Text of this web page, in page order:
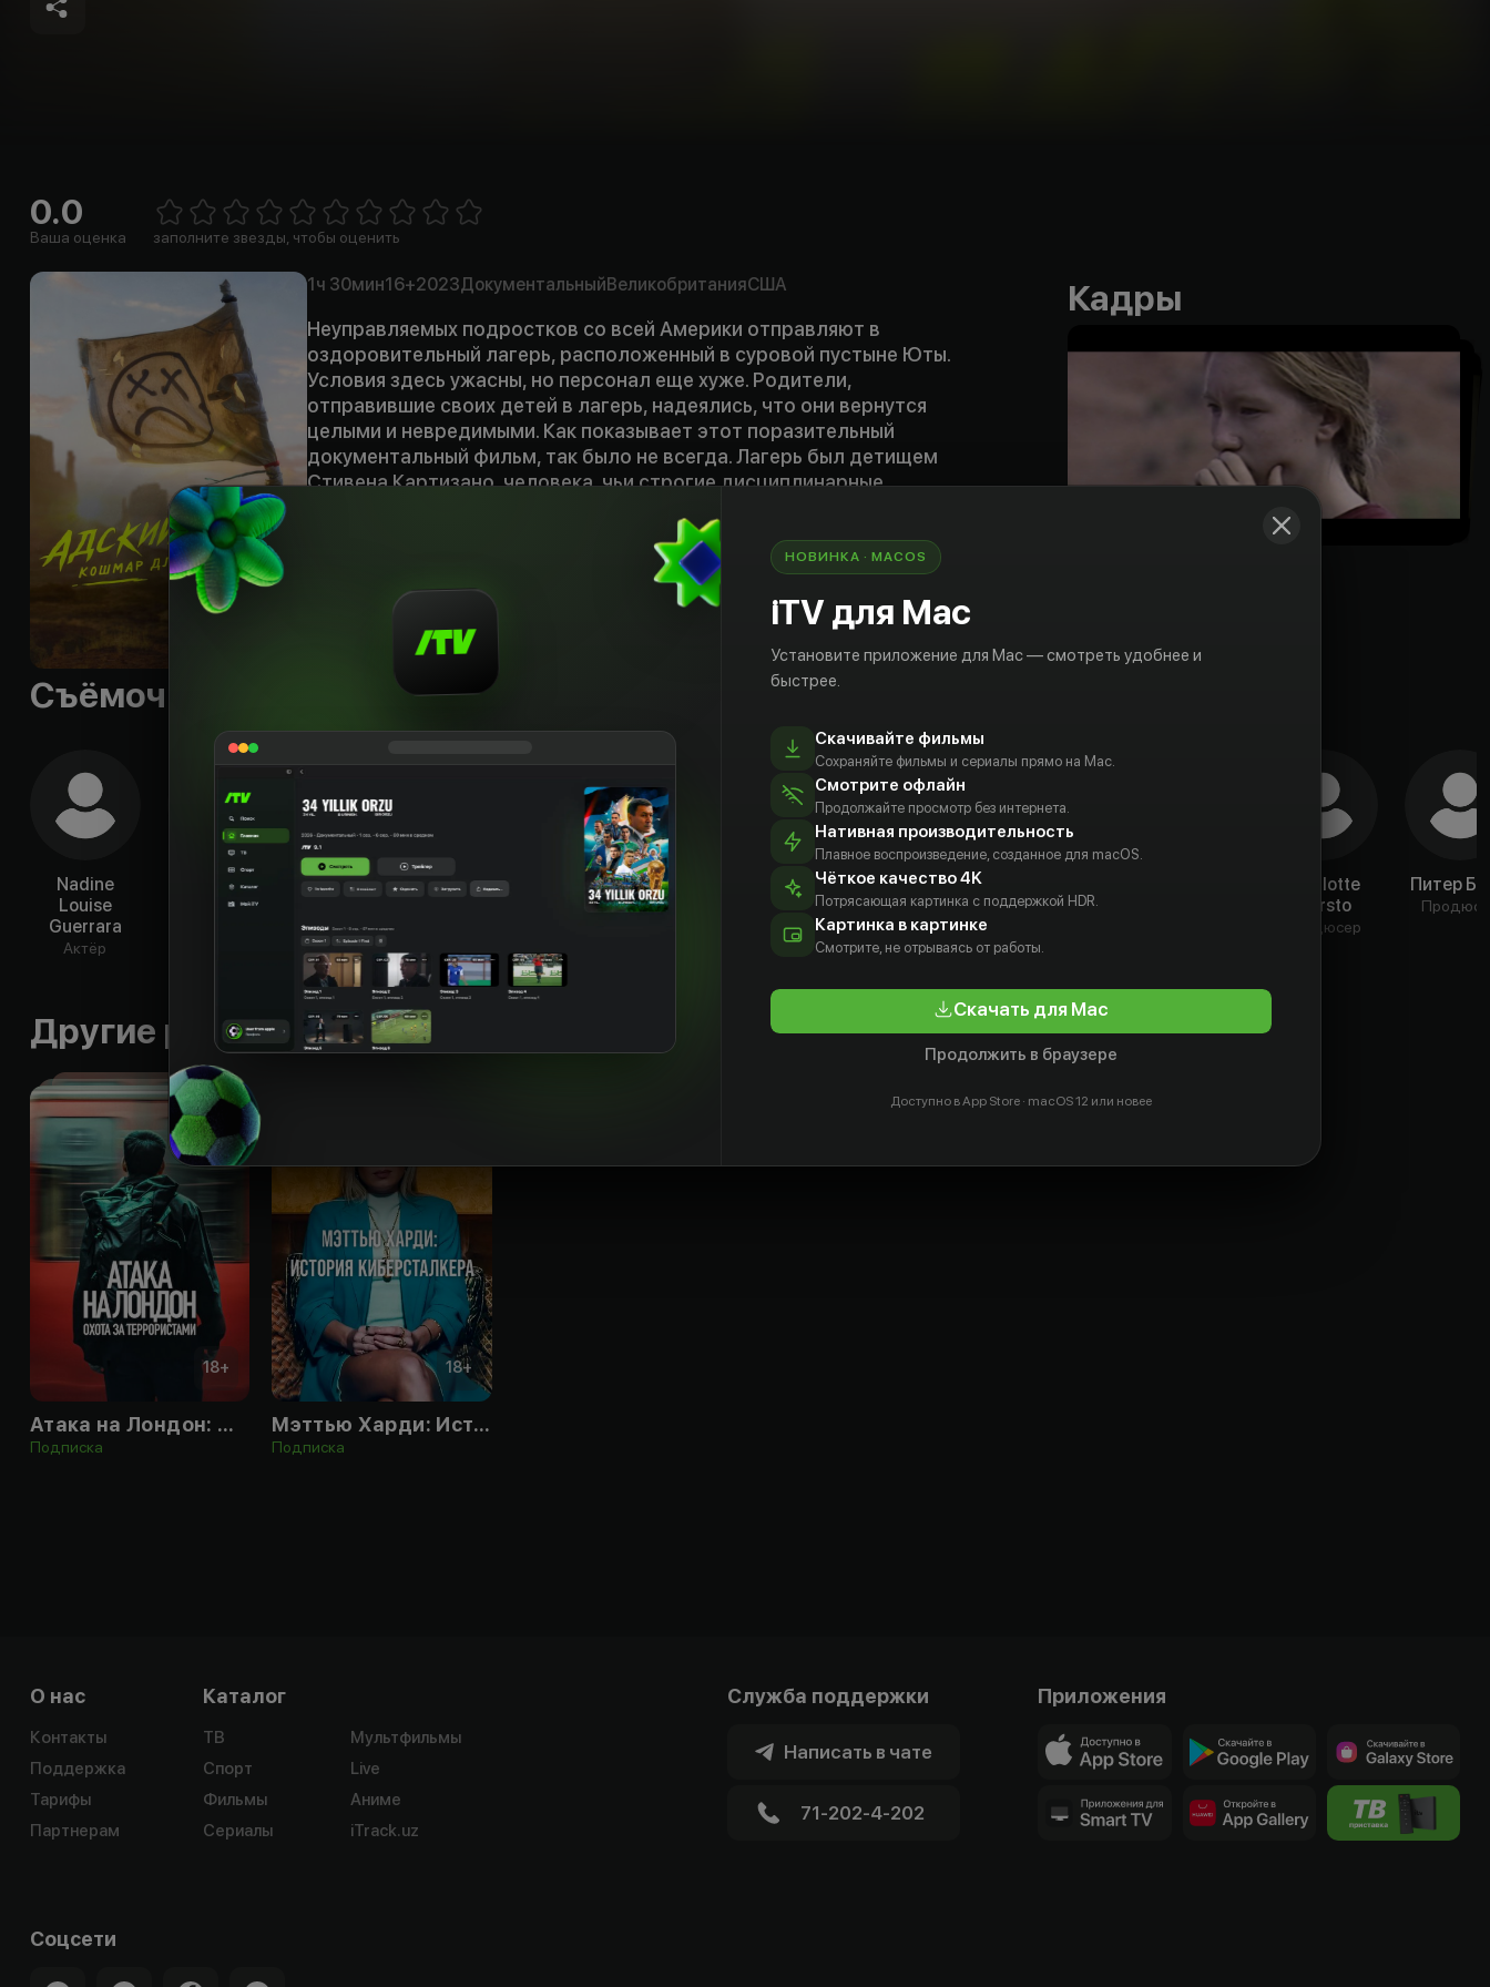
0.0
Ваша оценка 1 Star2 Stars3 Stars4 Stars5 Stars6 Stars7 Stars8 Stars
заполните звезды, чтобы оценить
1ч 30мин16+2023ДокументальныйВеликобританияСША
Неуправляемых подростков со всей Америки отправляют в
оздоровительный лагерь, расположенный в суровой пустыне Юты.
Условия здесь ужасны, но персонал еще хуже. Родители,
отправившие своих детей в лагерь, надеялись, что они вернутся
целыми и невредимыми. Как показывает этот поразительный
документальный фильм, так было не всегда. Лагерь был детищем
Стивена Картизано, человека, чьи строгие дисциплинарные
Кадры
Съёмочная группа
Nadine
Louise
Guerrara
Актёр
Steve
Cartisano
Chris Smith
Lance
Kinney
Drellich
Matthew
Актёр
Kari Callahan
Актёр
Cartisano
Charlotte
Bairsto
Продюсер
Питер
Другие работы режиссера
18+
Атака на Лондон: Охота за террористами
Подписка
18+
Мэттью Харди: История киберсталкера
Подписка
О нас
Контакты
Поддержка
Тарифы
Партнерам
Каталог
ТВ
Спорт
Фильмы
Сериалы
Мультфильмы
Live
Аниме
iTrack.uz
Служба поддержки
Написать в чате
71-202-4-202
Приложения
Соцсети
НОВИНКА · MACOS
iTV для Mac
Установите приложение для Mac — смотреть удобнее и
быстрее.
Скачивайте фильмы
Сохраняйте фильмы и сериалы прямо на Mac.
Смотрите офлайн
Продолжайте просмотр без интернета.
Нативная производительность
Плавное воспроизведение, созданное для macOS.
Чёткое качество 4K
Потрясающая картинка с поддержкой HDR.
Картинка в картинке
Смотрите, не отрываясь от работы.
Скачать для Mac
Продолжить в браузере
Доступно в App Store · macOS 12 или новее